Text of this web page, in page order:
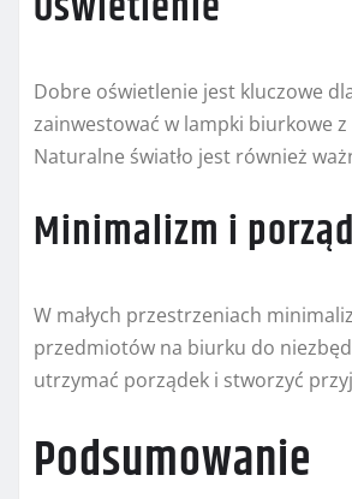
Dobre oświetlenie jest kluczowe
zainwestować w lampki biurkowe
Naturalne światło jest również
Minimalizm i
W małych przestrzeniach
przedmiotów na biurku do
utrzymać porządek i stworzyć
Podsumowanie